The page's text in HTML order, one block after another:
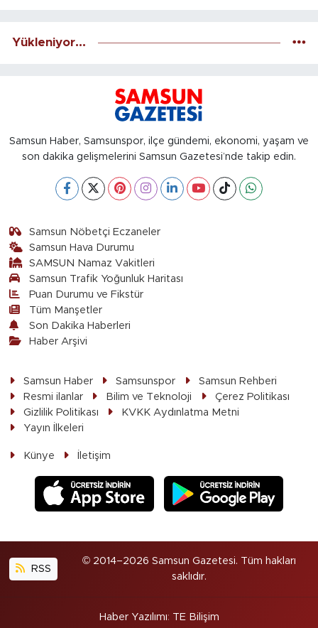
Yükleniyor...
Samsun Haber, Samsunspor, ilçe gündemi, ekonomi, yaşam ve
son dakika gelişmelerini Samsun Gazetesi’nde takip edin.
Samsun Nöbetçi Eczaneler
Samsun Hava Durumu
SAMSUN Namaz Vakitleri
Samsun Trafik Yoğunluk Haritası
Puan Durumu ve Fikstür
Tüm Manşetler
Son Dakika Haberleri
Haber Arşivi
Samsun Haber Samsunspor
Samsun Rehberi
Resmi ilanlar
Bilim ve Teknoloji
Çerez Politikası
Gizlilik Politikası
KVKK Aydınlatma Metni
Yayın İlkeleri
Künye İletişim
RSS
© 2014–2026 Samsun Gazetesi. Tüm hakları
saklıdır.
Haber Yazılımı: TE Bilişim